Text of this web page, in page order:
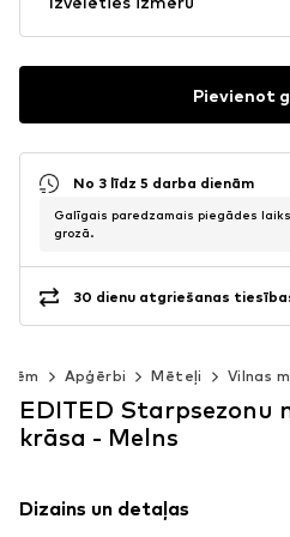
Pievienot
No 3 līdz 5 darba dienām
Galīgais paredzamais piegādes
grozā.
30 dienu atgriešanas
Apģērbi Mēteļi Vilnas
EDITED Starpsezonu
krāsa - Melns
Dizains un detaļas